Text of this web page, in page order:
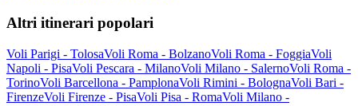
Altri itinerari popolari
Voli Parigi - TolosaVoli Roma - BolzanoVoli Roma - FoggiaVoli
Napoli - PisaVoli Pescara - MilanoVoli Milano - SalernoVoli Roma -
TorinoVoli Barcellona - PamplonaVoli Rimini - BolognaVoli Bari -
FirenzeVoli Firenze - PisaVoli Pisa - RomaVoli Milano -